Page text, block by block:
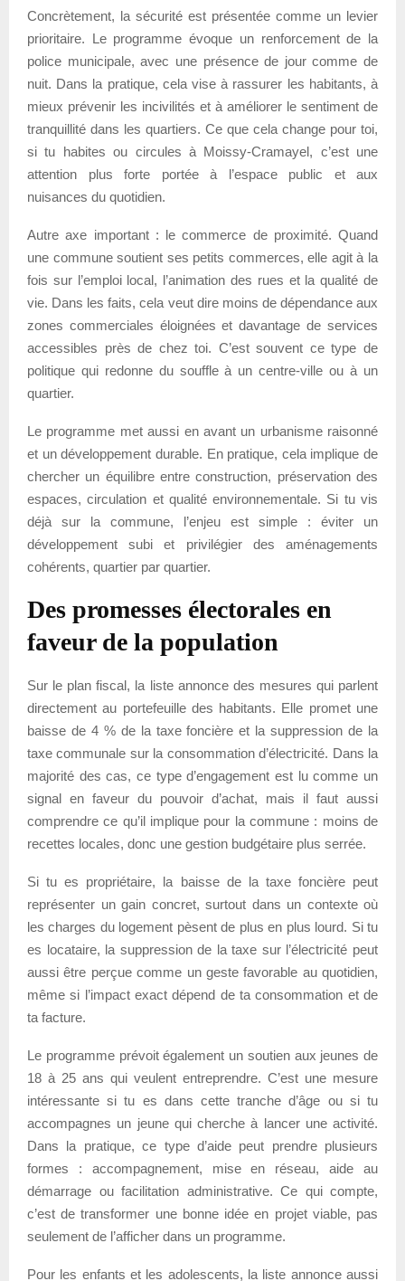
Concrètement, la sécurité est présentée comme un levier
prioritaire. Le programme évoque un renforcement de la
police municipale, avec une présence de jour comme de
nuit. Dans la pratique, cela vise à rassurer les habitants, à
mieux prévenir les incivilités et à améliorer le sentiment de
tranquillité dans les quartiers. Ce que cela change pour toi,
si tu habites ou circules à Moissy-Cramayel, c’est une
attention plus forte portée à l’espace public et aux
nuisances du quotidien.
Autre axe important : le commerce de proximité. Quand
une commune soutient ses petits commerces, elle agit à la
fois sur l’emploi local, l’animation des rues et la qualité de
vie. Dans les faits, cela veut dire moins de dépendance aux
zones commerciales éloignées et davantage de services
accessibles près de chez toi. C’est souvent ce type de
politique qui redonne du souffle à un centre-ville ou à un
quartier.
Le programme met aussi en avant un urbanisme raisonné
et un développement durable. En pratique, cela implique de
chercher un équilibre entre construction, préservation des
espaces, circulation et qualité environnementale. Si tu vis
déjà sur la commune, l’enjeu est simple : éviter un
développement subi et privilégier des aménagements
cohérents, quartier par quartier.
Des promesses électorales en
faveur de la population
Sur le plan fiscal, la liste annonce des mesures qui parlent
directement au portefeuille des habitants. Elle promet une
baisse de 4 % de la taxe foncière et la suppression de la
taxe communale sur la consommation d’électricité. Dans la
majorité des cas, ce type d’engagement est lu comme un
signal en faveur du pouvoir d’achat, mais il faut aussi
comprendre ce qu’il implique pour la commune : moins de
recettes locales, donc une gestion budgétaire plus serrée.
Si tu es propriétaire, la baisse de la taxe foncière peut
représenter un gain concret, surtout dans un contexte où
les charges du logement pèsent de plus en plus lourd. Si tu
es locataire, la suppression de la taxe sur l’électricité peut
aussi être perçue comme un geste favorable au quotidien,
même si l’impact exact dépend de ta consommation et de
ta facture.
Le programme prévoit également un soutien aux jeunes de
18 à 25 ans qui veulent entreprendre. C’est une mesure
intéressante si tu es dans cette tranche d’âge ou si tu
accompagnes un jeune qui cherche à lancer une activité.
Dans la pratique, ce type d’aide peut prendre plusieurs
formes : accompagnement, mise en réseau, aide au
démarrage ou facilitation administrative. Ce qui compte,
c’est de transformer une bonne idée en projet viable, pas
seulement de l’afficher dans un programme.
Pour les enfants et les adolescents, la liste annonce aussi